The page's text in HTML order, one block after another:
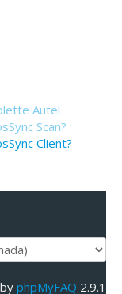
Autel
Scan?
Client?
phpMyFAQ 2.9.1